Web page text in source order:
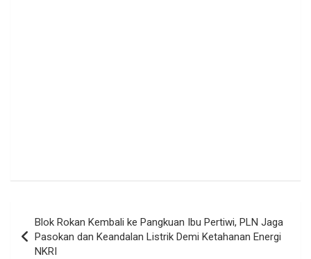
pos
Blok Rokan Kembali ke Pangkuan Ibu Pertiwi, PLN Jaga
Pasokan dan Keandalan Listrik Demi Ketahanan Energi
NKRI